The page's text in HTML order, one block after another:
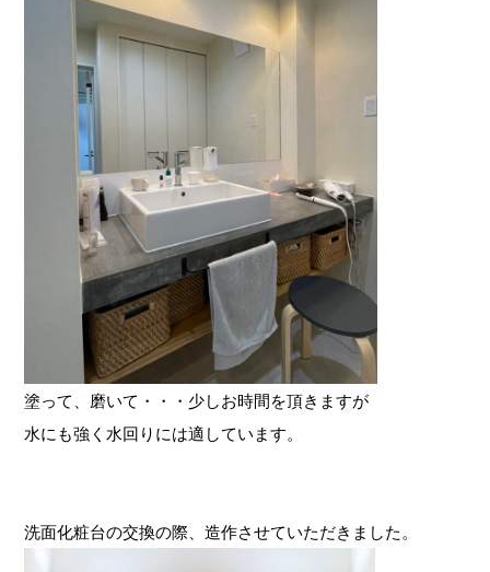
塗って、磨いて・・・少しお時間を頂きますが
水にも強く水回りには適しています。
洗面化粧台の交換の際、造作させていただきました。